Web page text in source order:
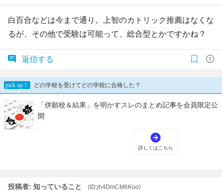
白百合などは今まで通り。上智のカトリック推薦はなくな
るが、その他で受験は可能って、総合型とかですかね？
返信する
投稿者: 知っていること
(ID:jh4DmCM6Koo)